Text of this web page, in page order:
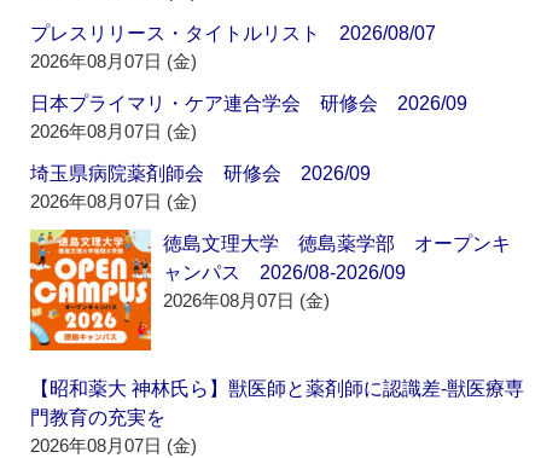
プレスリリース・タイトルリスト 2026/08/07
2026年08月07日 (金)
日本プライマリ・ケア連合学会 研修会 2026/09
2026年08月07日 (金)
埼玉県病院薬剤師会 研修会 2026/09
2026年08月07日 (金)
徳島文理大学 徳島薬学部 オープンキ
ャンパス 2026/08-2026/09
2026年08月07日 (金)
【昭和薬大 神林氏ら】獣医師と薬剤師に認識差‐獣医療専
門教育の充実を
2026年08月07日 (金)